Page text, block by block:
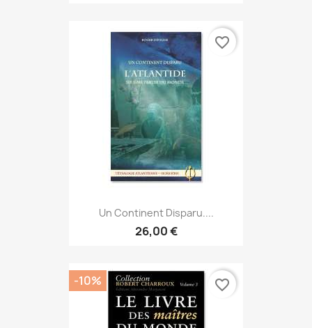
Un Continent Disparu....
26,00 €
favorite_border
-10% favorite_border